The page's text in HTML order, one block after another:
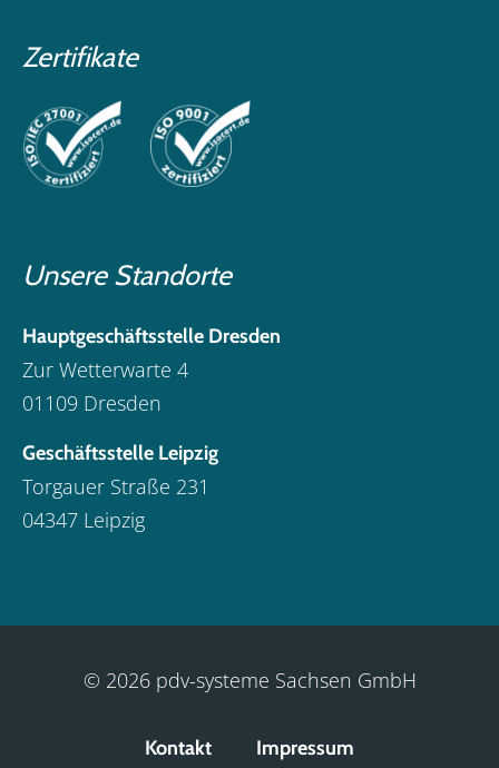
Zertifikate
Unsere Standorte
Hauptgeschäftsstelle Dresden
Zur Wetterwarte 4
01109 Dresden
Geschäftsstelle Leipzig
Torgauer Straße 231
04347 Leipzig
© 2026 pdv-systeme Sachsen GmbH
Kontakt Impressum